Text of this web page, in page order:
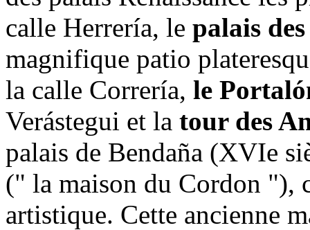
calle Herrería, le palais
magnifique patio
la calle Correría, le
Verástegui et la tour des
palais de Bendaña (XVIe
(" la maison du Cordon "),
artistique. Cette ancienne